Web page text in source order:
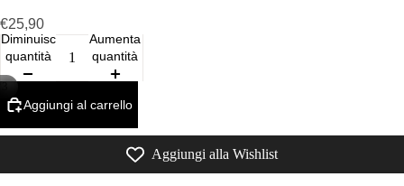
€25,90
Diminuisci
quantità
Aumenta
quantità
Aggiungi al carrello
Aggiungi alla Wishlist